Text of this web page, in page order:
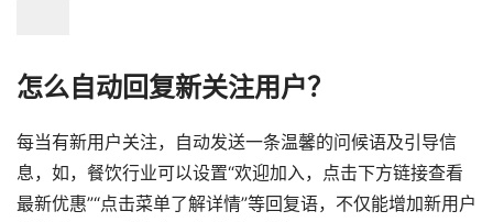
怎么自动回复新关注用户？
每当有新用户关注，自动发送一条温馨的问候语及引导信
息，如，餐饮行业可以设置“欢迎加入，点击下方链接查看
最新优惠”“点击菜单了解详情”等回复语，不仅能增加新用户